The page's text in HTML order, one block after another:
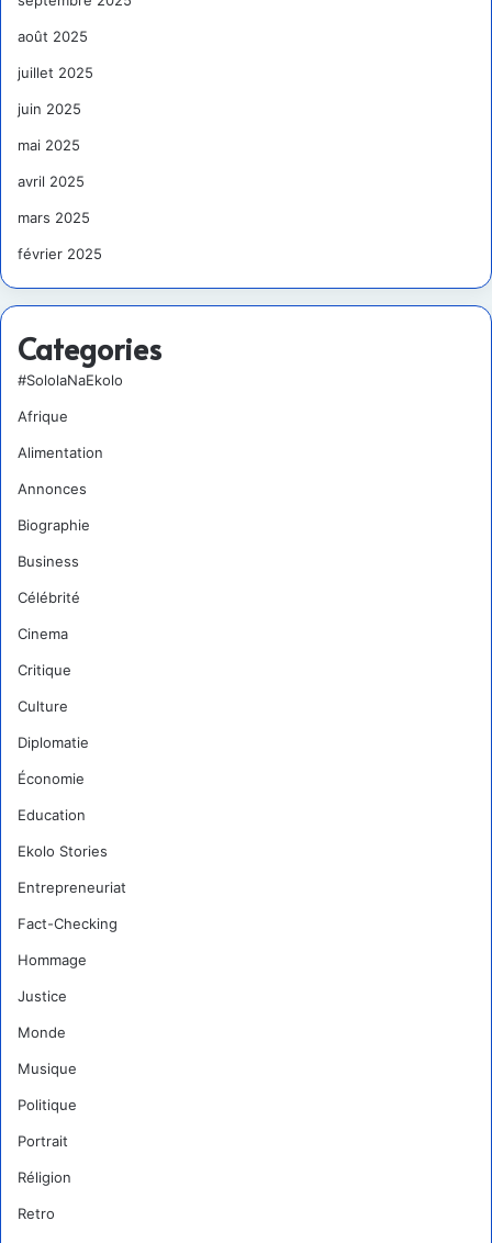
août 2025
juillet 2025
juin 2025
mai 2025
avril 2025
mars 2025
février 2025
Categories
#SololaNaEkolo
Afrique
Alimentation
Annonces
Biographie
Business
Célébrité
Cinema
Critique
Culture
Diplomatie
Économie
Education
Ekolo Stories
Entrepreneuriat
Fact-Checking
Hommage
Justice
Monde
Musique
Politique
Portrait
Réligion
Retro